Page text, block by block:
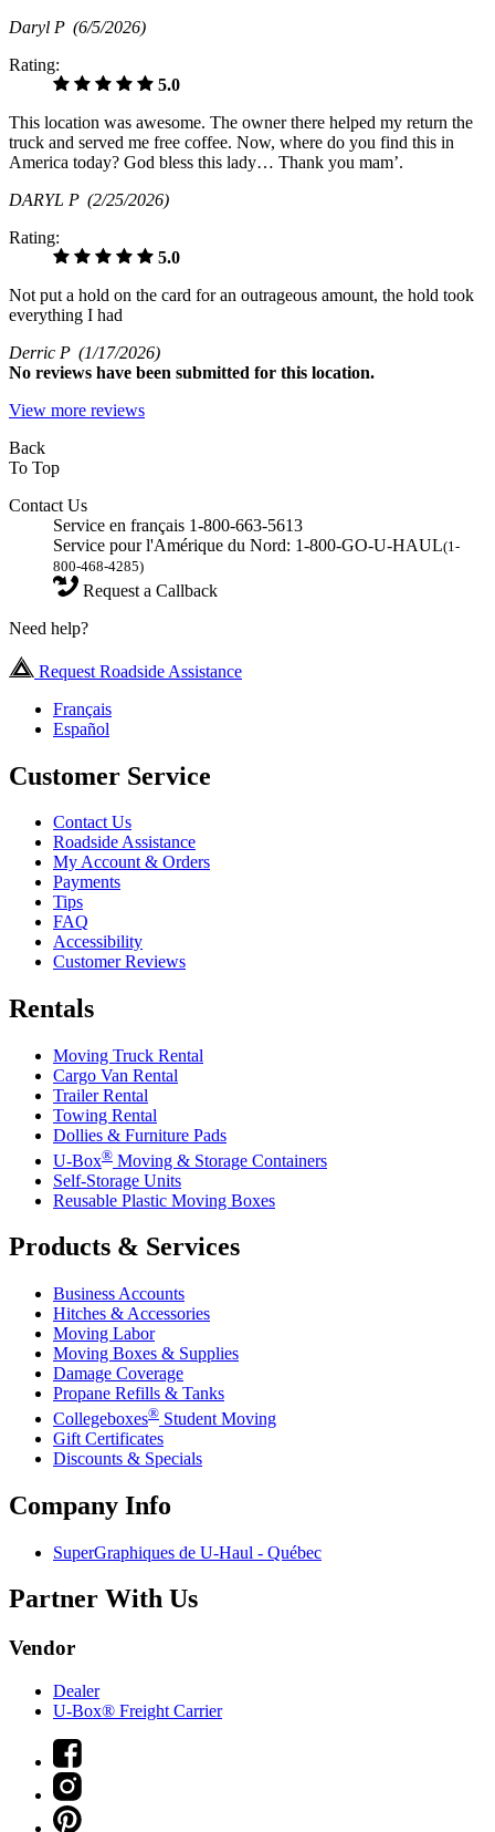
Daryl P (6/5/2026)
Rating:
5.0
This location was awesome. The owner there helped my return the
truck and served me free coffee. Now, where do you find this in
America today? God bless this lady… Thank you mam’.
DARYL P (2/25/2026)
Rating:
5.0
Not put a hold on the card for an outrageous amount, the hold took
everything I had
Derric P (1/17/2026)
No reviews have been submitted for this location.
View more reviews
Back
To Top
Contact Us
Service en français 1-800-663-5613
Service pour l'Amérique du Nord: 1-800-GO-U-HAUL(1-
800-468-4285)
Request a Callback
Need help?
Request Roadside Assistance
Français
Español
Customer Service
Contact Us
Roadside Assistance
My Account & Orders
Payments
Tips
FAQ
Accessibility
Customer Reviews
Rentals
Moving Truck Rental
Cargo Van Rental
Trailer Rental
Towing Rental
Dollies & Furniture Pads
U-Box® Moving & Storage Containers
Self-Storage Units
Reusable Plastic Moving Boxes
Products & Services
Business Accounts
Hitches & Accessories
Moving Labor
Moving Boxes & Supplies
Damage Coverage
Propane Refills & Tanks
Collegeboxes® Student Moving
Gift Certificates
Discounts & Specials
Company Info
SuperGraphiques de U-Haul - Québec
Partner With Us
Vendor
Dealer
U-Box® Freight Carrier